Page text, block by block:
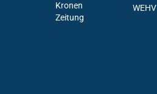
Kronen
Zeitung
WEHV